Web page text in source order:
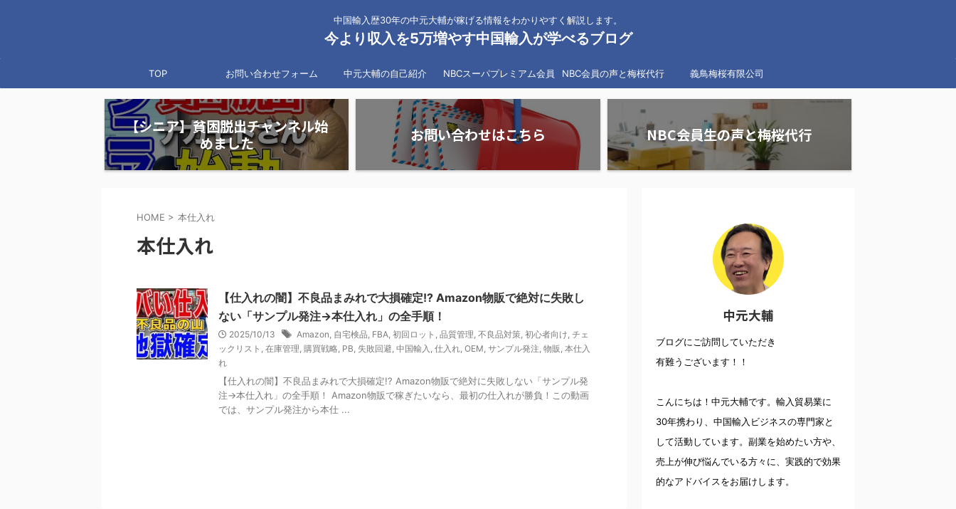
中国輸入歴30年の中元大輔が稼げる情報をわかりやすく解説します。
今より収入を5万増やす中国輸入が学べるブログ
TOP お問い合わせフォーム 中元大輔の自己紹介 NBCスーパプレミアム会員 NBC会員の声と梅桜代行 義鳥梅桜有限公司
【シニア】貧困脱出チャンネル始
めました
お問い合わせはこちら NBC会員生の声と梅桜代行
HOME > 本仕入れ
本仕入れ
【仕入れの闇】不良品まみれで大損確定!? Amazon物販で絶対に失敗し
ない「サンプル発注→本仕入れ」の全手順！
2025/10/13 Amazon, 自宅検品, FBA, 初回ロット , 品質管理, 不良品対策, 初心者向け, チェ
ックリスト , 在庫管理, 購買戦略, PB, 失敗回避, 中国輸入 , 仕入れ, OEM, サンプル発注, 物販, 本仕入
れ
【仕入れの闇】不良品まみれで大損確定!? Amazon物販で絶対に失敗しない「サンプル発
注→本仕入れ」の全手順！ Amazon物販で稼ぎたいなら、最初の仕入れが勝負！この動画
では、サンプル発注から本仕 ...
中元大輔
ブログにご訪問していただき
有難うございます！！
こんにちは！中元大輔です。輸入貿易業に
30年携わり、中国輸入ビジネスの専門家と
して活動しています。副業を始めたい方や、
売上が伸び悩んでいる方々に、実践的で効果
的なアドバイスをお届けします。